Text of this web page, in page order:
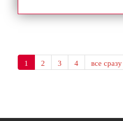
1 2 3 4 все сразу